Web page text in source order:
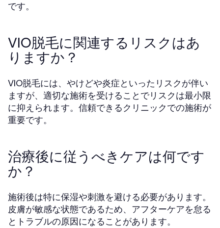
です。
VIO脱毛に関連するリスクはあ
りますか？
VIO脱毛には、やけどや炎症といったリスクが伴い
ますが、適切な施術を受けることでリスクは最小限
に抑えられます。信頼できるクリニックでの施術が
重要です。
治療後に従うべきケアは何です
か？
施術後は特に保湿や刺激を避ける必要があります。
皮膚が敏感な状態であるため、アフターケアを怠る
とトラブルの原因になることがあります。